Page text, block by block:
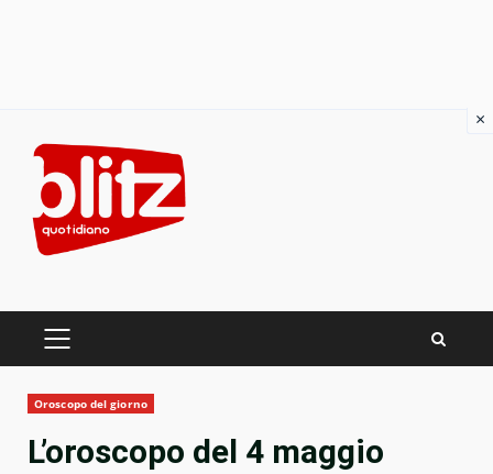
content
PRIMARY
Oroscopo del giorno
L’oroscopo del 4 maggio
×